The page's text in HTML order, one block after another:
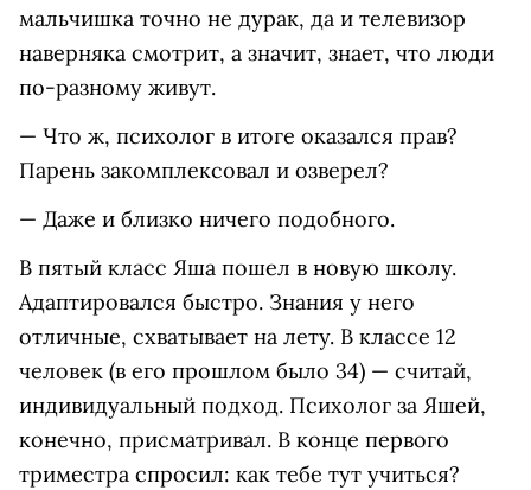
мальчишка точно не дурак, да и телевизор
наверняка смотрит, а значит, знает, что люди
по-разному живут.
— Что ж, психолог в итоге оказался прав?
Парень закомплексовал и озверел?
— Даже и близко ничего подобного.
В пятый класс Яша пошел в новую школу.
Адаптировался быстро. Знания у него
отличные, схватывает на лету. В классе 12
человек (в его прошлом было 34) — считай,
индивидуальный подход. Психолог за Яшей,
конечно, присматривал. В конце первого
триместра спросил: как тебе тут учиться?